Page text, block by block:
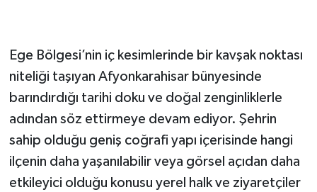
Ege Bölgesi’nin iç kesimlerinde bir kavşak noktası
niteliği taşıyan Afyonkarahisar bünyesinde
barındırdığı tarihi doku ve doğal zenginliklerle
adından söz ettirmeye devam ediyor. Şehrin
sahip olduğu geniş coğrafi yapı içerisinde hangi
ilçenin daha yaşanılabilir veya görsel açıdan daha
etkileyici olduğu konusu yerel halk ve ziyaretçiler